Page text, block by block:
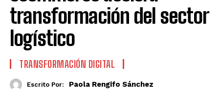
transformación del sector
logístico
TRANSFORMACIÓN DIGITAL
Escrito Por: Paola Rengifo Sánchez